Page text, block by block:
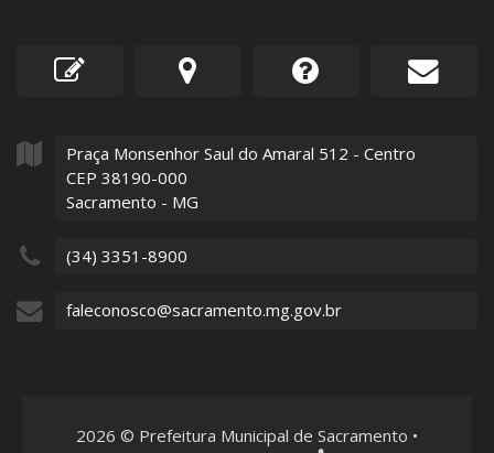
Praça Monsenhor Saul do Amaral 512 - Centro
CEP 38190-000
Sacramento - MG
(34) 3351-8900
faleconosco@sacramento.mg.gov.br
2026 © Prefeitura Municipal de Sacramento •